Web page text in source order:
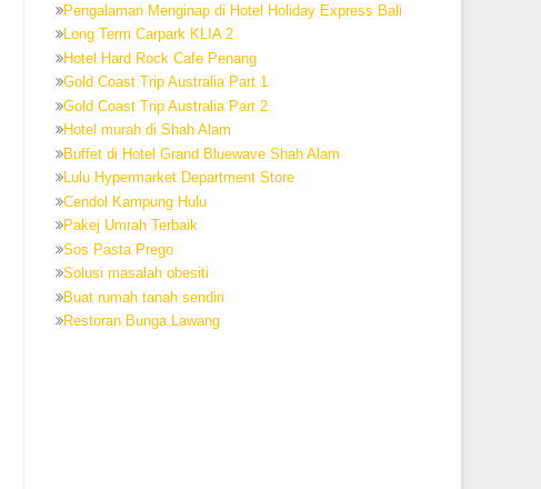
Pengalaman Menginap di Hotel Holiday Express Bali
Long Term Carpark KLIA 2
Hotel Hard Rock Cafe Penang
Gold Coast Trip Australia Part 1
Gold Coast Trip Australia Part 2
Hotel murah di Shah Alam
Buffet di Hotel Grand Bluewave Shah Alam
Lulu Hypermarket Department Store
Cendol Kampung Hulu
Pakej Umrah Terbaik
Sos Pasta Prego
Solusi masalah obesiti
Buat rumah tanah sendiri
Restoran Bunga Lawang